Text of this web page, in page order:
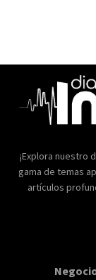
¡Explora nuestro
gama de temas
artículos